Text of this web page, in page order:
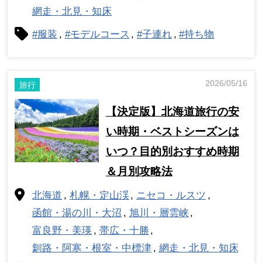
網走・北見・知床
#服装 #モデルコース #子連れ #持ち物
旅行 2026/05/16
【決定版】北海道旅行の安
い時期・ベストシーズンは
いつ？目的別おすすめ時期
＆月別攻略法
北海道 札幌・定山渓
ニセコ・ルスツ
函館・湯の川・大沼
旭川・層雲峡
富良野・美瑛
帯広・十勝
釧路・阿寒・根室・中標津
網走・北見・知床